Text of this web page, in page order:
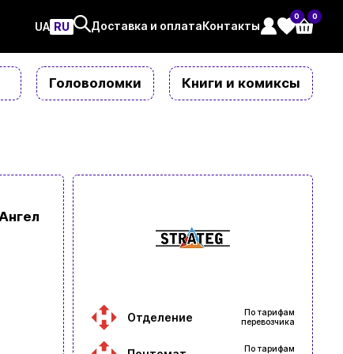
UAㅤ RU Доставка и оплатаКонтакты
0 0
Головоломки Книги и комиксы
Отделение
По тарифам
перевозчика
По тарифам